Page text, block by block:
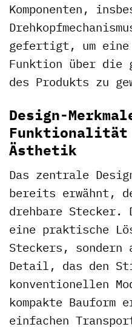
Komponenten,
gefertigt, um eine
Funktion über die
des Produkts zu
Design-
Ästhetik
Das zentrale
bereits erwähnt,
drehbare
eine praktische
Steckers,
Detail, das den
konventionellen
kompakte Bauform
einfachen